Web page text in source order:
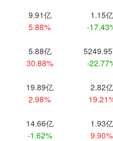
9.91亿
5.88%
1.15亿
-
5.88亿
30.88%
-
19.89亿
2.98%
2.82亿
14.66亿
-1.62%
1.93亿
9.90%